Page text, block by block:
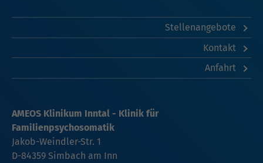
Stellenangebote
Kontakt
Anfahrt
AMEOS Klinikum Inntal - Klinik für
Familienpsychosomatik
Jakob-Weindler-Str. 1
D-84359 Simbach am Inn